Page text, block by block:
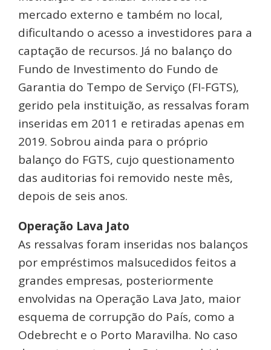
mercado externo e também no local,
dificultando o acesso a investidores para a
captação de recursos. Já no balanço do
Fundo de Investimento do Fundo de
Garantia do Tempo de Serviço (FI-FGTS),
gerido pela instituição, as ressalvas foram
inseridas em 2011 e retiradas apenas em
2019. Sobrou ainda para o próprio
balanço do FGTS, cujo questionamento
das auditorias foi removido neste mês,
depois de seis anos.
Operação Lava Jato
As ressalvas foram inseridas nos balanços
por empréstimos malsucedidos feitos a
grandes empresas, posteriormente
envolvidas na Operação Lava Jato, maior
esquema de corrupção do País, como a
Odebrecht e o Porto Maravilha. No caso